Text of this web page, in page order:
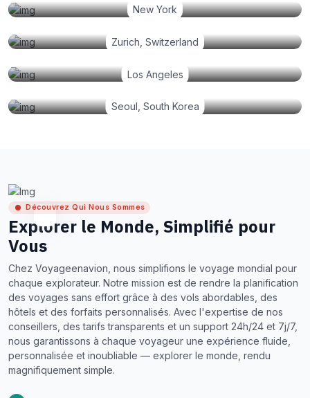
New York
Zurich, Switzerland
Los Angeles
Seoul, South Korea
Découvrez Qui Nous Sommes
Explorer le Monde, Simplifié pour
Vous
Chez Voyageenavion, nous simplifions le voyage mondial pour
chaque explorateur. Notre mission est de rendre la planification
des voyages sans effort grâce à des vols abordables, des
hôtels et des forfaits personnalisés. Avec l'expertise de nos
conseillers, des tarifs transparents et un support 24h/24 et 7j/7,
nous garantissons à chaque voyageur une expérience fluide,
personnalisée et inoubliable — explorer le monde, rendu
magnifiquement simple.